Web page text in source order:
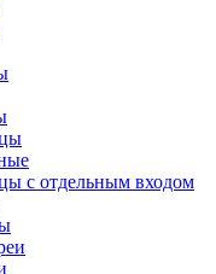
с отдельным входом